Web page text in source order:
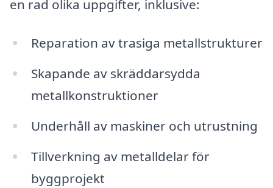
en rad olika uppgifter, inklusive:
Reparation av trasiga metallstrukturer
Skapande av skräddarsydda
metallkonstruktioner
Underhåll av maskiner och utrustning
Tillverkning av metalldelar för
byggprojekt